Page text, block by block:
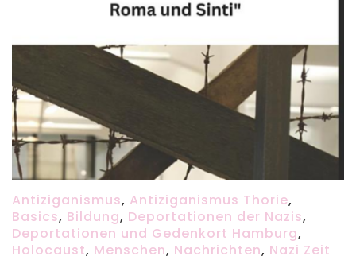
Antiziganismus, Antiziganismus Thorie,
Basics, Bildung, Deportationen der Nazis,
Deportationen und Gedenkort Hamburg,
Holocaust, Menschen, Nachrichten, Nazi Zeit